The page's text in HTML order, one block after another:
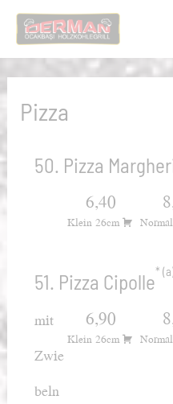
Pizza
50. Pizza
6,40
Klein 26cm
51. Pizza Cipolle a
6,90
Klein 26cm
mit
Zwie
beln